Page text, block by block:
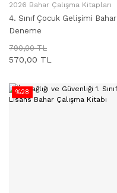
SEPETE EKLE
2026 Bahar Çalışma Kitapları
4. Sınıf Çocuk Gelişimi Bahar
Deneme
790,00 TL
570,00 TL
%28